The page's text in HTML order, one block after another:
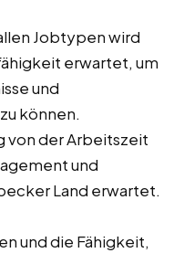
Jobtypen wird
erwartet, um
und
können.
von der Arbeitszeit
und
Land erwartet.
und die Fähigkeit,